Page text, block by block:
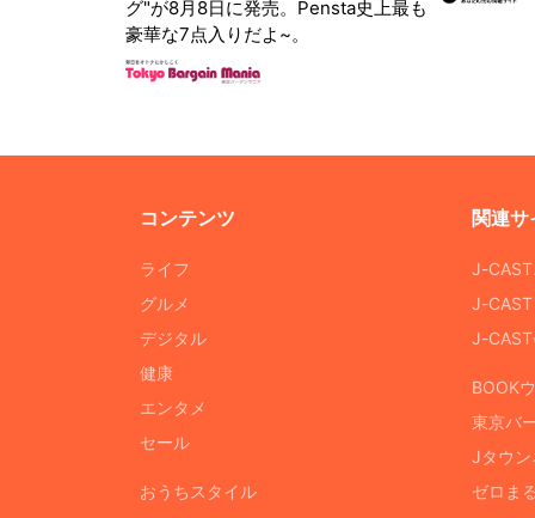
グ"が8月8日に発売。Pensta史上最も
豪華な7点入りだよ~。
コンテンツ
ライフ
グルメ
デジタル
健康
エンタメ
セール
おうちスタイル
関連サ
J-
J-
J-
BOOK
東京バ
Jタウン
ゼロま